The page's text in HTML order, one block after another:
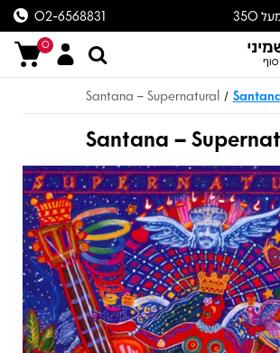
משלוח חינם עד הבית מעל 350
02-6568831
0
/
Santana – Supernatural
Santana –